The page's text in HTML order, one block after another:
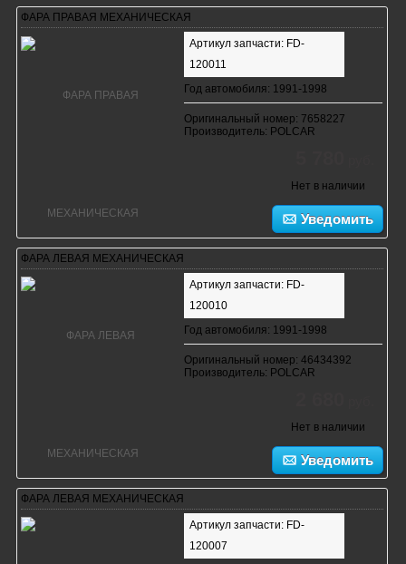
ФАРА ПРАВАЯ МЕХАНИЧЕСКАЯ
Артикул запчасти: FD-
120011
Год автомобиля: 1991-1998
Оригинальный номер: 7658227
Производитель: POLCAR
Нет в наличии
Уведомить
ФАРА ЛЕВАЯ МЕХАНИЧЕСКАЯ
Артикул запчасти: FD-
120010
Год автомобиля: 1991-1998
Оригинальный номер: 46434392
Производитель: POLCAR
Нет в наличии
Уведомить
ФАРА ЛЕВАЯ МЕХАНИЧЕСКАЯ
Артикул запчасти: FD-
120007